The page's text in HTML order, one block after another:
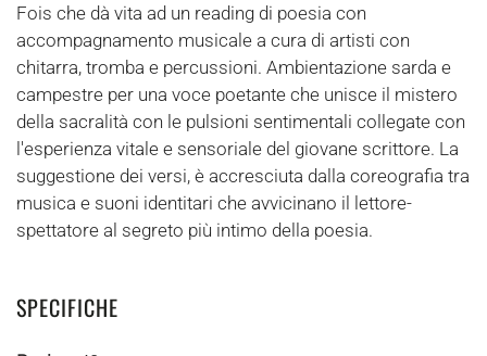
Fois che dà vita ad un reading di poesia con
accompagnamento musicale a cura di artisti con
chitarra, tromba e percussioni. Ambientazione sarda e
campestre per una voce poetante che unisce il mistero
della sacralità con le pulsioni sentimentali collegate con
l'esperienza vitale e sensoriale del giovane scrittore. La
suggestione dei versi, è accresciuta dalla coreografia tra
musica e suoni identitari che avvicinano il lettore-
spettatore al segreto più intimo della poesia.
SPECIFICHE